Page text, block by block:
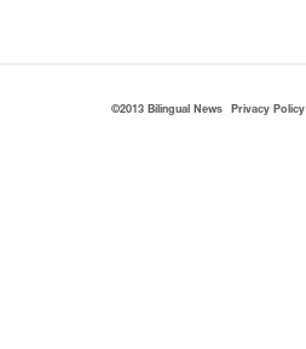
©2013 Bilingual News Privacy Policy